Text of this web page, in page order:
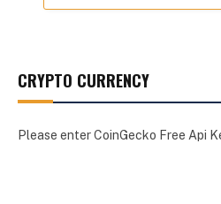
CRYPTO CURRENCY
Please enter CoinGecko Free Api